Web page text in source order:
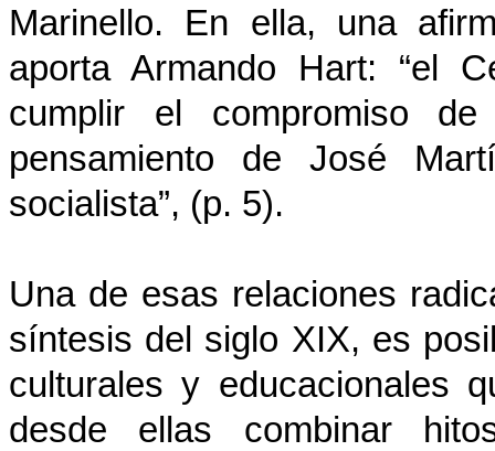
Marinello. En ella, una
aporta Armando Hart: “el
cumplir el compromiso
pensamiento de José
socialista”, (p. 5).
Una de esas relaciones
síntesis del siglo XIX, es
culturales y educacionales
desde ellas combinar